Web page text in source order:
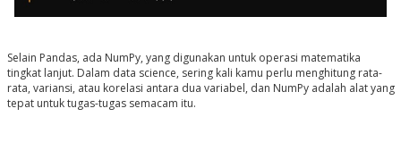
Selain Pandas, ada NumPy, yang digunakan untuk operasi matematika
tingkat lanjut. Dalam data science, sering kali kamu perlu menghitung rata-
rata, variansi, atau korelasi antara dua variabel, dan NumPy adalah alat yang
tepat untuk tugas-tugas semacam itu.